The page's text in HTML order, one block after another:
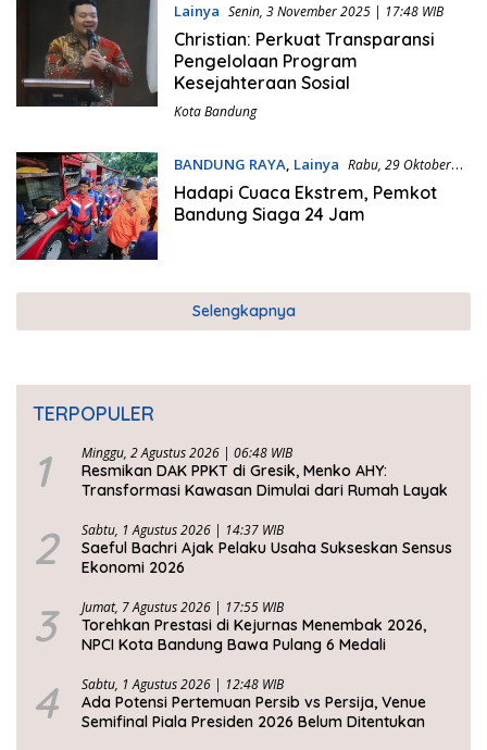
Lainya Senin, 3 November 2025 | 17:48 WIB
Christian: Perkuat Transparansi
Pengelolaan Program
Kesejahteraan Sosial
Kota Bandung
BANDUNG RAYA, Lainya Rabu, 29 Oktober
2025 | 09:17 WIB
Hadapi Cuaca Ekstrem, Pemkot
Bandung Siaga 24 Jam
Selengkapnya
TERPOPULER
1 Minggu, 2 Agustus 2026 | 06:48 WIB
Resmikan DAK PPKT di Gresik, Menko AHY:
Transformasi Kawasan Dimulai dari Rumah Layak
2 Sabtu, 1 Agustus 2026 | 14:37 WIB
Saeful Bachri Ajak Pelaku Usaha Sukseskan Sensus
Ekonomi 2026
3 Jumat, 7 Agustus 2026 | 17:55 WIB
Torehkan Prestasi di Kejurnas Menembak 2026,
NPCI Kota Bandung Bawa Pulang 6 Medali
4 Sabtu, 1 Agustus 2026 | 12:48 WIB
Ada Potensi Pertemuan Persib vs Persija, Venue
Semifinal Piala Presiden 2026 Belum Ditentukan